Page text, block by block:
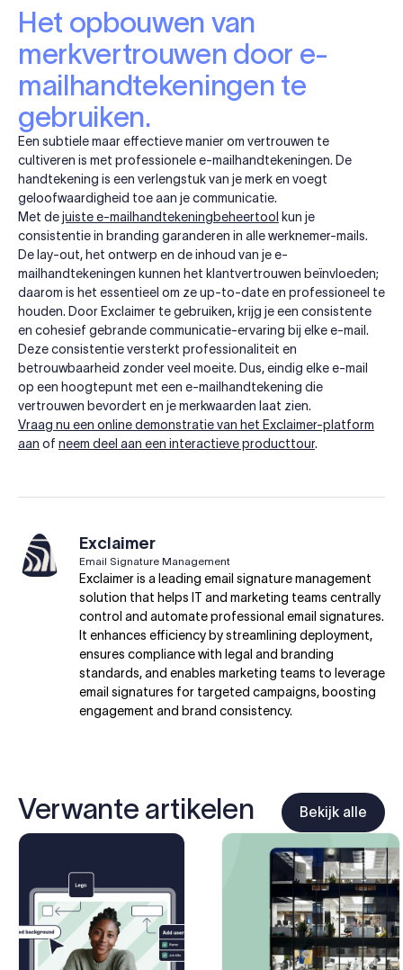
Het opbouwen van
merkvertrouwen door e-
mailhandtekeningen te
gebruiken.
Een subtiele maar effectieve manier om vertrouwen te
cultiveren is met professionele e-mailhandtekeningen. De
handtekening is een verlengstuk van je merk en voegt
geloofwaardigheid toe aan je communicatie.
Met dejuiste e-mailhandtekeningbeheertool kun je
consistentie in branding garanderen in alle werknemer-mails.
De lay-out, het ontwerp en de inhoud van je e-
mailhandtekeningen kunnen het klantvertrouwen beïnvloeden;
daarom is het essentieel om ze up-to-date en professioneel te
houden. Door Exclaimer te gebruiken, krijg je een consistente
en cohesief gebrande communicatie-ervaring bij elke e-mail.
Deze consistentie versterkt professionaliteit en
betrouwbaarheid zonder veel moeite. Dus, eindig elke e-mail
op een hoogtepunt met een e-mailhandtekening die
vertrouwen bevordert en je merkwaarden laat zien.
Vraag nu een online demonstratie van het Exclaimer-platform
aan of neem deel aan een interactieve producttour.
Exclaimer
Email Signature Management
Exclaimer is a leading email signature management
solution that helps IT and marketing teams centrally
control and automate professional email signatures.
It enhances efficiency by streamlining deployment,
ensures compliance with legal and branding
standards, and enables marketing teams to leverage
email signatures for targeted campaigns, boosting
engagement and brand consistency.
Verwante artikelen Bekijk alle